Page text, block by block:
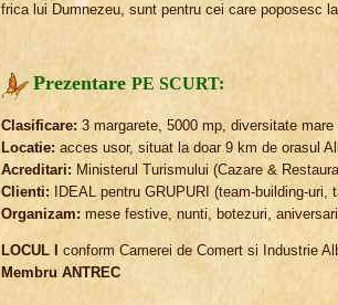
frica lui Dumnezeu, sunt pentru cei care poposesc
Prezentare PE SCURT:
Clasificare: 3 margarete, 5000 mp, diversitate
Locatie: acces usor, situat la doar 9 km de orasul
Acreditari: Ministerul Turismului (Cazare &
Clienti:
IDEAL pentru GRUPURI (team-building-
Organizam: mese festive, nunti, botezuri,
LOCUL I
conform Camerei de Comert si Industrie
Membru ANTREC